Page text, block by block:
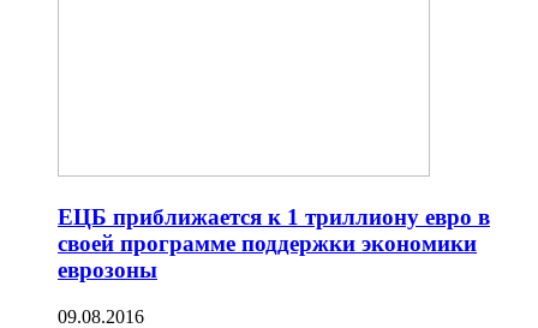
ЕЦБ приближается к 1 триллиону евро в
своей программе поддержки экономики
еврозоны
09.08.2016